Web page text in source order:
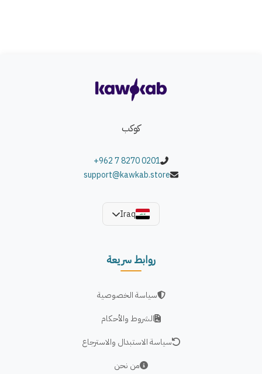
يتم تركيب الحنفية والأنابيب والملحقات الأخرى خلال دقائق، مع
كوكب
+962 7 8270 0201
support@kawkab.store
Iraq
روابط سريعة
سياسة الخصوصية
الشروط والأحكام
سياسة الاستبدال والاسترجاع
من نحن